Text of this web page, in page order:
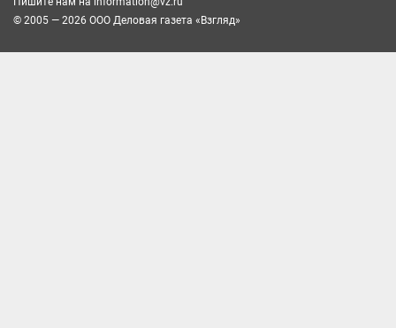
© 2005 — 2026 ООО Деловая газета «Взгляд»